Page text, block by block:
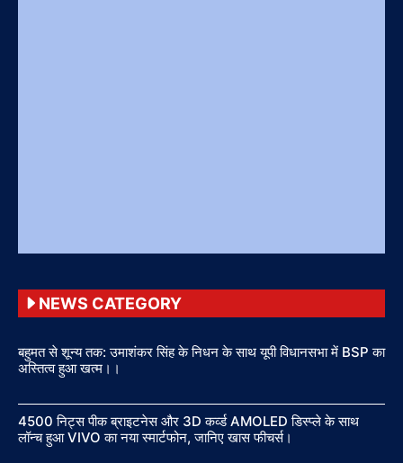
NEWS CATEGORY
बहुमत से शून्य तक: उमाशंकर सिंह के निधन के साथ यूपी विधानसभा में BSP का
अस्तित्व हुआ खत्म।।
4500 निट्स पीक ब्राइटनेस और 3D कर्व्ड AMOLED डिस्प्ले के साथ
लॉन्च हुआ VIVO का नया स्मार्टफोन, जानिए खास फीचर्स।